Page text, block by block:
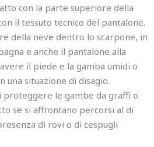
con la parte superiore della
il tessuto tecnico del pantalone.
della neve dentro lo scarpone, in
e anche il pantalone alla
il piede e la gamba umidi o
una situazione di disagio.
le gambe da graffi o
se si affrontano percorsi al di
di rovi o di cespugli